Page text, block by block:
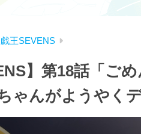
王SEVENS
】第18話「ご
ゃんがようやく